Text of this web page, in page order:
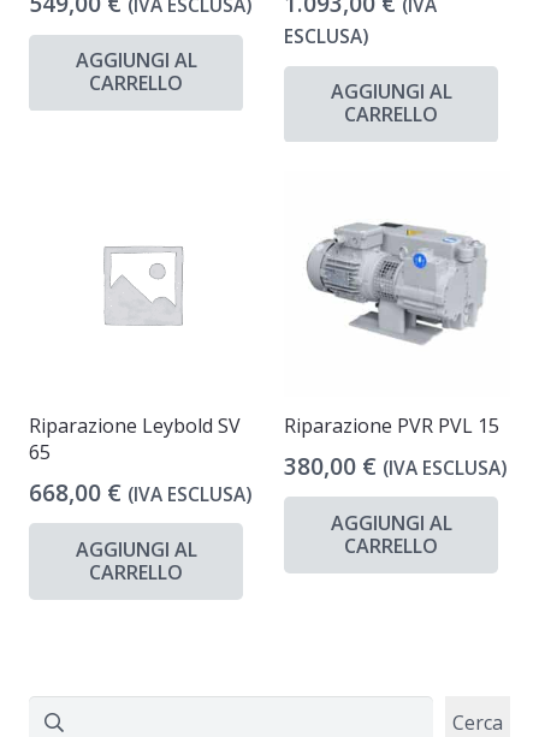
(IVA ESCLUSA)
AGGIUNGI AL
CARRELLO
(IVA
ESCLUSA)
AGGIUNGI AL
CARRELLO
Riparazione Leybold SV
65
668,00 € (IVA ESCLUSA)
AGGIUNGI AL
CARRELLO
Riparazione PVR PVL 15
380,00 € (IVA ESCLUSA)
AGGIUNGI AL
CARRELLO
Cerca Cerca